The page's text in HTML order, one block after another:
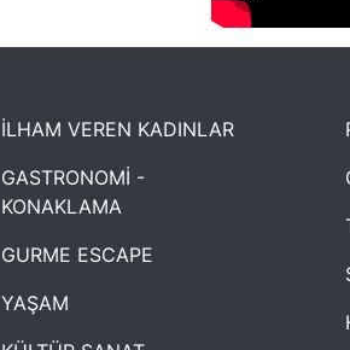
İLHAM VEREN KADINLAR
GASTRONOMİ -
KONAKLAMA
GURME ESCAPE
YAŞAM